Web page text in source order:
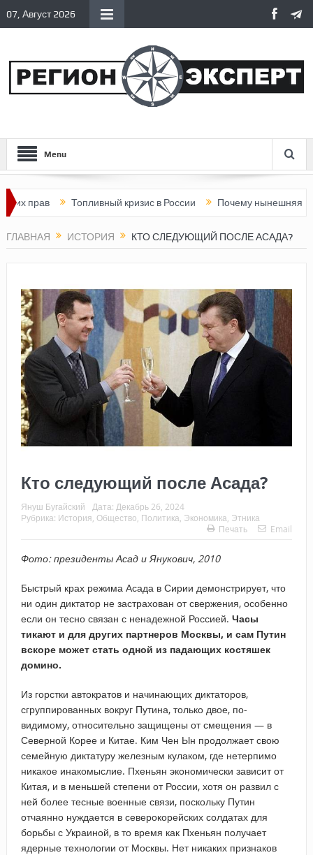
07, Август 2026
Menu
Топливный кризис в России Почему нынешняя Россия
ГЛАВНАЯ ИСТОРИЯ КТО СЛЕДУЮЩИЙ ПОСЛЕ АСАДА?
Кто следующий после Асада?
Януш Бугайский Дата: Декабрь 26, 2024
Рубрика: История Общество Политика Экономика Этника
Печать
Email
Фото: президенты Асад и Янукович, 2010
Быстрый крах режима Асада в Сирии демонстрирует, что
ни один диктатор не застрахован от свержения, особенно
если он тесно связан с ненадежной Россией. Часы
тикают и для других партнеров Москвы, и сам Путин
вскоре может стать одной из падающих костяшек
домино.
Из горстки автократов и начинающих диктаторов,
сгруппированных вокруг Путина, только двое, по-
видимому, относительно защищены от смещения — в
Северной Корее и Китае. Ким Чен Ын продолжает свою
семейную диктатуру железным кулаком, где нетерпимо
никакое инакомыслие. Пхеньян экономически зависит от
Китая, и в меньшей степени от России, хотя он развил с
ней более тесные военные связи, поскольку Путин
отчаянно нуждается в северокорейских солдатах для
борьбы с Украиной, в то время как Пхеньян получает
ядерные технологии от Москвы. Нет никаких признаков